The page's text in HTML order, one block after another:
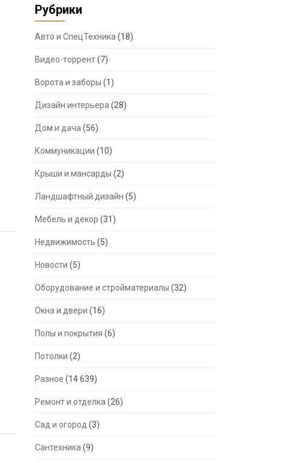
Рубрики
Авто и СпецТехника (18)
Видео-торрент(7)
Ворота и заборы (1)
Дизайн интерьера (28)
Дом и дача (56)
Коммуникации (10)
Крыши и мансарды (2)
Ландшафтный дизайн (5)
Мебель и декор (31)
Недвижимость (5)
Новости (5)
Оборудование и стройматериалы (32)
Окна и двери (16)
Полы и покрытия (6)
Потолки (2)
Разное (14 639)
Ремонт и отделка (26)
Сад и огород (3)
Сантехника (9)